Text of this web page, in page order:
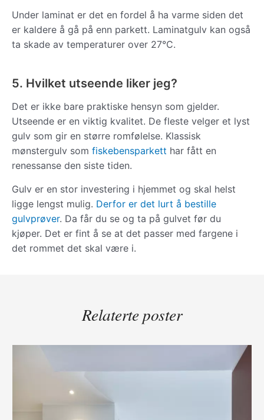
Under laminat er det en fordel å ha varme siden det
er kaldere å gå på enn parkett. Laminatgulv kan også
ta skade av temperaturer over 27°C.
5. Hvilket utseende liker jeg?
Det er ikke bare praktiske hensyn som gjelder.
Utseende er en viktig kvalitet. De fleste velger et lyst
gulv som gir en større romfølelse. Klassisk
mønstergulv som fiskebensparkett har fått en
renessanse den siste tiden.
Gulv er en stor investering i hjemmet og skal helst
ligge lengst mulig. Derfor er det lurt å bestille
gulvprøver. Da får du se og ta på gulvet før du
kjøper. Det er fint å se at det passer med fargene i
det rommet det skal være i.
Relaterte poster